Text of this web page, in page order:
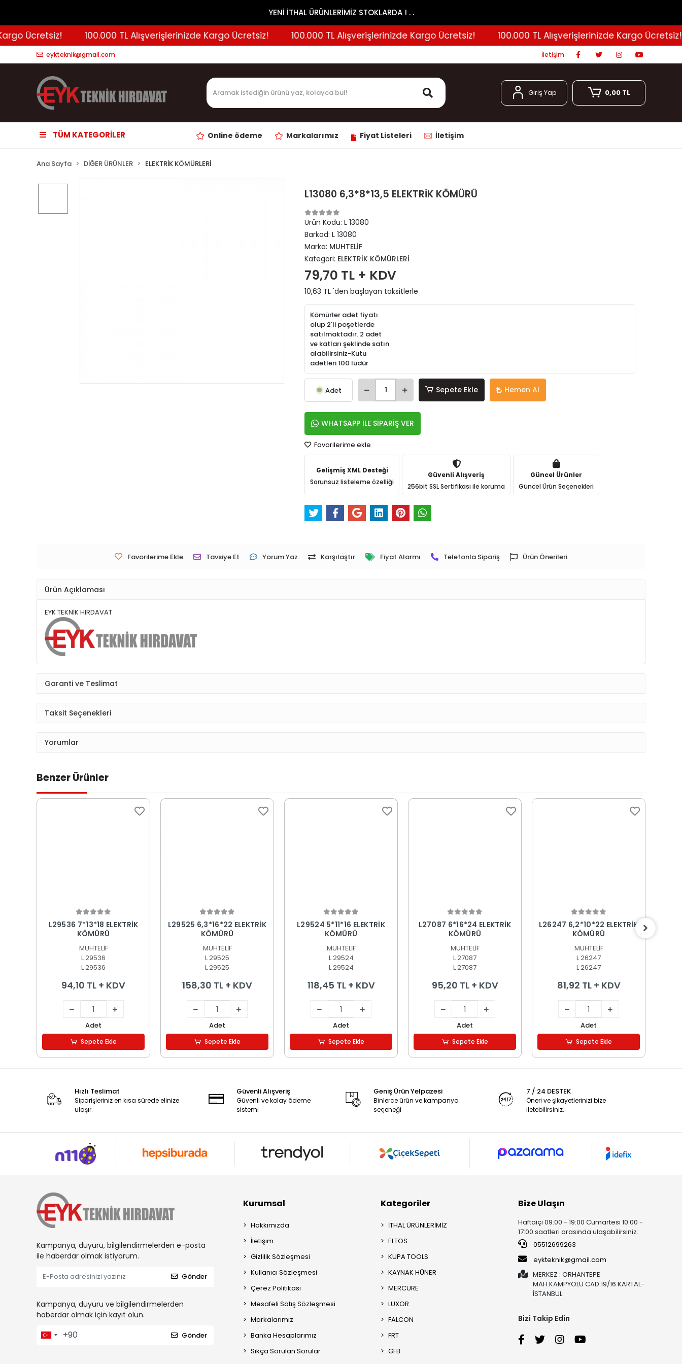
YENİ İTHAL ÜRÜNLERİMİZ STOKLARDA ! . .
Ücretsiz! 100.000 TL Alışverişlerinizde Kargo Ücretsiz! 100.000 TL Alışverişlerinizde Kargo Ücretsiz! 100.000 TL Alışverişlerinizde Kargo Ücretsiz!
eykteknik@gmail.com İletişim
Giriş Yap 0,00 TL
TÜM KATEGORİLER Online ödeme Markalarımız Fiyat Listeleri İletişim
Ana Sayfa DİĞER ÜRÜNLER ELEKTRİK KÖMÜRLERİ
L13080 6,3*8*13,5 ELEKTRİK KÖMÜRÜ
Ürün Kodu:L 13080
Barkod:L 13080
Marka: MUHTELİF
Kategori: ELEKTRİK KÖMÜRLERİ
79,70 TL + KDV
10,63 TL 'den başlayan taksitlerle
Kömürler adet fiyatı
olup 2'li poşetlerde
satılmaktadır. 2 adet
ve katları şeklinde satın
alabilirsiniz-Kutu
adetleri 100 lüdür
Adet Sepete Ekle Hemen Al
WHATSAPP İLE SİPARİŞ VER
Favorilerime ekle
Gelişmiş XML Desteği
Sorunsuz listeleme özelliği
Güvenli Alışveriş
256bit SSL Sertifikası ile koruma
Güncel Ürünler
Güncel Ürün Seçenekleri
Favorilerime Ekle Tavsiye Et Yorum Yaz Karşılaştır Fiyat Alarmı Telefonla Sipariş Ürün Önerileri
Ürün Açıklaması
EYK TEKNİK HIRDAVAT
Garanti ve Teslimat
Taksit Seçenekleri
Yorumlar
Benzer Ürünler
L29536 7*13*18 ELEKTRİK
KÖMÜRÜ
MUHTELİF
L 29536
L 29536
94,10 TL + KDV
Adet
Sepete Ekle
L29525 6,3*16*22 ELEKTRİK
KÖMÜRÜ
MUHTELİF
L 29525
L 29525
158,30 TL + KDV
Adet
Sepete Ekle
L29524 5*11*16 ELEKTRİK
KÖMÜRÜ
MUHTELİF
L 29524
L 29524
118,45 TL + KDV
Adet
Sepete Ekle
L27087 6*16*24 ELEKTRİK
KÖMÜRÜ
MUHTELİF
L 27087
L 27087
95,20 TL + KDV
Adet
Sepete Ekle
L26247 6,2*10*22 ELEKTRİK
KÖMÜRÜ
MUHTELİF
L 26247
L 26247
81,92 TL + KDV
Adet
Sepete Ekle
Hızlı Teslimat
Siparişleriniz en kısa sürede elinize
ulaşır.
Güvenli Alışveriş
Güvenli ve kolay ödeme
sistemi
Geniş Ürün Yelpazesi
Binlerce ürün ve kampanya
seçeneği
7 / 24 DESTEK
Öneri ve şikayetlerinizi bize
iletebilirsiniz.
Kampanya, duyuru, bilgilendirmelerden e-posta
ile haberdar olmak istiyorum.
Gönder
Kampanya, duyuru ve bilgilendirmelerden
haberdar olmak için kayıt olun.
Gönder
Kurumsal
Hakkımızda
İletişim
Gizlilik Sözleşmesi
Kullanıcı Sözleşmesi
Çerez Politikası
Mesafeli Satış Sözleşmesi
Markalarımız
Banka Hesaplarımız
Sıkça Sorulan Sorular
Kategoriler
İTHAL ÜRÜNLERİMİZ
ELTOS
KUPA TOOLS
KAYNAK HÜNER
MERCURE
LUXOR
FALCON
FRT
GFB
Bize Ulaşın
Haftaiçi 09:00 - 19:00 Cumartesi 10:00 -
17:00 saatleri arasında ulaşabilirsiniz.
05512699263
eykteknik@gmail.com
MERKEZ : ORHANTEPE
MAH.KAMPYOLU CAD.19/16 KARTAL-
İSTANBUL
Bizi Takip Edin